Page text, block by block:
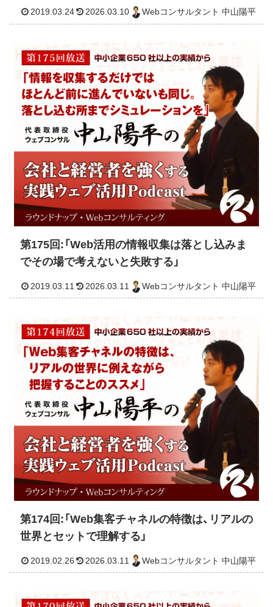
第175回:「Web活用の情報収集は落とし込みま
でその場で考えないと失敗する」
第174回:「Web集客チャネルの特徴は、リアルの
世界とセットで理解する」